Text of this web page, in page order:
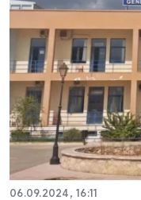
06.09.2024, 16:11